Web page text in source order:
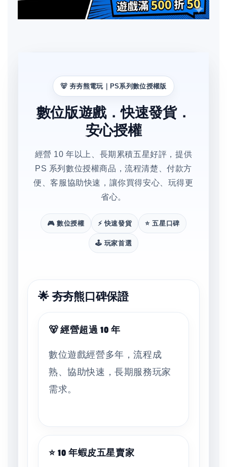
🐻 夯夯熊電玩｜PS系列數位授權版
數位版遊戲．快速發貨．
安心授權
經營 10 年以上、長期累積五星好評，提供
PS 系列數位授權商品，流程清楚、付款方
便、客服協助快速，讓你買得安心、玩得更
省心。
🎮 數位授權 ⚡ 快速發貨 ⭐ 五星口碑
🕹️ 玩家首選
🌟 夯夯熊口碑保證
🐻 經營超過 10 年
數位遊戲經營多年，流程成
熟、協助快速，長期服務玩家
需求。
⭐ 10 年蝦皮五星賣家